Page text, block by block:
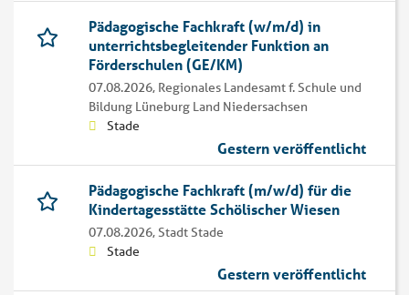
Pädagogische Fachkraft (w/m/d) in
unterrichtsbegleitender Funktion an
Förderschulen (GE/KM)
07.08.2026, Regionales Landesamt f. Schule und
Bildung Lüneburg Land Niedersachsen
Stade
Gestern veröffentlicht
Pädagogische Fachkraft (m/w/d) für die
Kindertagesstätte Schölischer Wiesen
07.08.2026,Stadt Stade
Stade
Gestern veröffentlicht